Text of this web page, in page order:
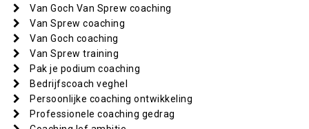
Van Goch Van Sprew coaching
Van Sprew coaching
Van Goch coaching
Van Sprew training
Pak je podium coaching
Bedrijfscoach veghel
Persoonlijke coaching ontwikkeling
Professionele coaching gedrag